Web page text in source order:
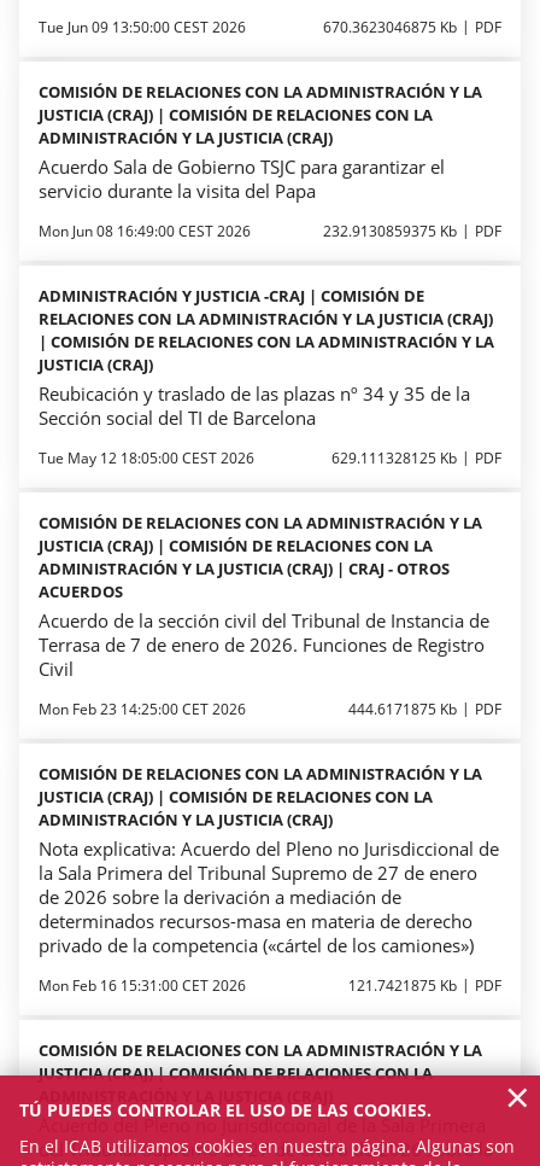
Tue Jun 09 13:50:00 CEST 2026 670.3623046875 Kb PDF
COMISIÓN DE RELACIONES CON LA ADMINISTRACIÓN Y LA
JUSTICIA (CRAJ) | COMISIÓN DE RELACIONES CON LA
ADMINISTRACIÓN Y LA JUSTICIA (CRAJ)
Acuerdo Sala de Gobierno TSJC para garantizar el
servicio durante la visita del Papa
Mon Jun 08 16:49:00 CEST 2026 232.9130859375 Kb PDF
ADMINISTRACIÓN Y JUSTICIA -CRAJ | COMISIÓN DE
RELACIONES CON LA ADMINISTRACIÓN Y LA JUSTICIA (CRAJ)
| COMISIÓN DE RELACIONES CON LA ADMINISTRACIÓN Y LA
JUSTICIA (CRAJ)
Reubicación y traslado de las plazas nº 34 y 35 de la
Sección social del TI de Barcelona
Tue May 12 18:05:00 CEST 2026 629.111328125 Kb PDF
COMISIÓN DE RELACIONES CON LA ADMINISTRACIÓN Y LA
JUSTICIA (CRAJ) | COMISIÓN DE RELACIONES CON LA
ADMINISTRACIÓN Y LA JUSTICIA (CRAJ) | CRAJ - OTROS
ACUERDOS
Acuerdo de la sección civil del Tribunal de Instancia de
Terrasa de 7 de enero de 2026. Funciones de Registro
Civil
Mon Feb 23 14:25:00 CET 2026 444.6171875 Kb PDF
COMISIÓN DE RELACIONES CON LA ADMINISTRACIÓN Y LA
JUSTICIA (CRAJ) | COMISIÓN DE RELACIONES CON LA
ADMINISTRACIÓN Y LA JUSTICIA (CRAJ)
Nota explicativa: Acuerdo del Pleno no Jurisdiccional de
la Sala Primera del Tribunal Supremo de 27 de enero
de 2026 sobre la derivación a mediación de
determinados recursos-masa en materia de derecho
privado de la competencia («cártel de los camiones»)
Mon Feb 16 15:31:00 CET 2026 121.7421875 Kb PDF
COMISIÓN DE RELACIONES CON LA ADMINISTRACIÓN Y LA
JUSTICIA (CRAJ) | COMISIÓN DE RELACIONES CON LA
del Tribunal Supremo de 27 de enero de 2026 sobre la
TÚ PUEDES CONTROLAR EL USO DE LAS COOKIES.
En el ICAB utilizamos cookies en nuestra página. Algunas son
×